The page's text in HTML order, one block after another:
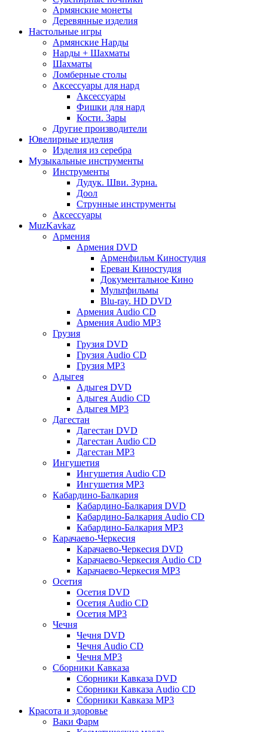
Армянские монеты
Деревянные изделия
Настольные игры
Армянские Нарды
Нарды + Шахматы
Шахматы
Ломберные столы
Аксессуары для нард
Аксессуары
Фишки для нард
Кости. Зары
Другие производители
Ювелирные изделия
Изделия из серебра
Музыкальные инструменты
Инструменты
Дудук. Шви. Зурна.
Доол
Струнные инструменты
Аксессуары
MuzKavkaz
Армения
Армения DVD
Арменфильм Киностудия
Ереван Киностудия
Документальное Кино
Мультфильмы
Blu-ray. HD DVD
Армения Audio CD
Армения Audio MP3
Грузия
Грузия DVD
Грузия Audio CD
Грузия MP3
Адыгея
Адыгея DVD
Адыгея Audio CD
Адыгея MP3
Дагестан
Дагестан DVD
Дагестан Audio CD
Дагестан MP3
Ингушетия
Ингушетия Audio CD
Ингушетия MP3
Кабардино-Балкария
Кабардино-Балкария DVD
Кабардино-Балкария Audio CD
Кабардино-Балкария MP3
Карачаево-Черкесия
Карачаево-Черкесия DVD
Карачаево-Черкесия Audio CD
Карачаево-Черкесия MP3
Осетия
Осетия DVD
Осетия Audio CD
Осетия MP3
Чечня
Чечня DVD
Чечня Audio CD
Чечня MP3
Сборники Кавказа
Сборники Кавказа DVD
Сборники Кавказа Audio CD
Сборники Кавказа MP3
Красота и здоровье
Ваки Фарм